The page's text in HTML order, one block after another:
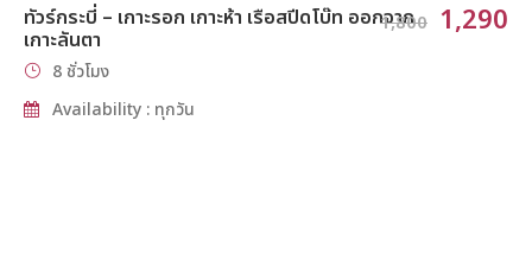
ทัวร์กระบี่ – เกาะรอก เกาะห้า เรือสปีดโบ๊ท ออกจาก
เกาะลันตา
1,800 1,290
8 ชั่วโมง
Availability : ทุกวัน